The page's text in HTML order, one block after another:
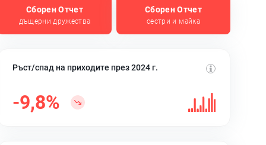
Сборен Отчет
дъщерни дружества
Сборен Отчет
сестри и майка
Ръст/спад на приходите през 2024 г.
-9,8%